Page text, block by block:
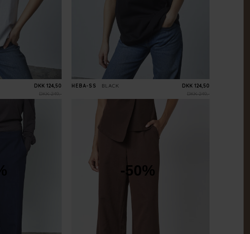
DKK 249,-
DKK 124,50 HEBA-SS
BLACK
DKK 249,-
DKK 124,50
-50%